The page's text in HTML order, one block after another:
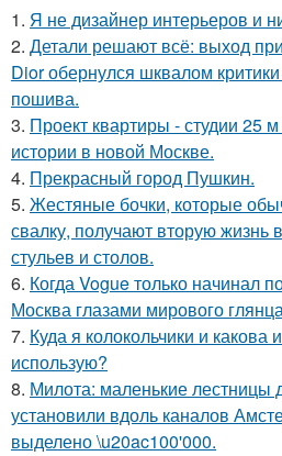
1. Я не дизайнер интерьеров и
2. Детали решают всё: выход
Dior обернулся шквалом
пошива.
3. Проект квартиры - студии 25
истории в новой Москве.
4. Прекрасный город Пушкин.
5. Жестяные бочки, которые
свалку, получают вторую жизнь
стульев и столов.
6. Когда Vogue только начинал
Москва глазами мирового
7. Куда я колокольчики и
использую?
8. Милота: маленькие лестницы
установили вдоль каналов
выделено \u20ac100'000.